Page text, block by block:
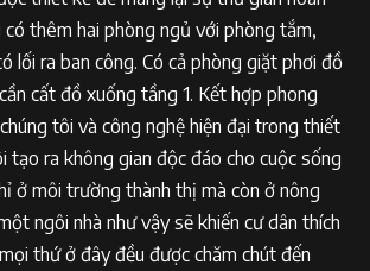
có thêm hai phòng ngủ với phòng tắm,
lối ra ban công. Có cả phòng giặt phơi đồ
cất đồ xuống tầng 1. Kết hợp phong
tôi và công nghệ hiện đại trong thiết
tạo ra không gian độc đáo cho cuộc sống
ở môi trường thành thị mà còn ở nông
ngôi nhà như vậy sẽ khiến cư dân thích
thứ ở đây đều được chăm chút đến